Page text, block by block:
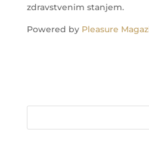
zdravstvenim stanjem.
Powered by Pleasure